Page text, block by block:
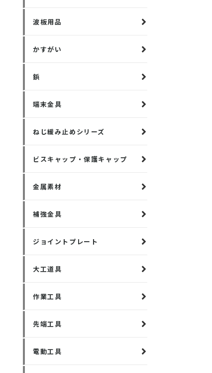
波板用品
かすがい
鋲
端末金具
ねじ緩み止めシリーズ
ビスキャップ・保護キャップ
金属素材
補強金具
ジョイントプレート
大工道具
作業工具
先端工具
電動工具